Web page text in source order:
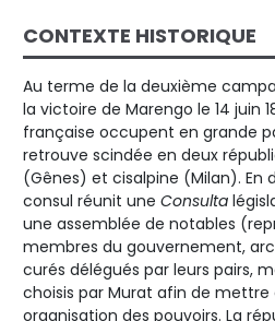
CONTEXTE HISTORIQUE
Au terme de la deuxième
la victoire de Marengo le 14 juin
française occupent en grande
retrouve scindée en deux
(Gênes) et cisalpine (Milan). En
consul réunit une Consulta
une assemblée de notables
membres du gouvernement,
curés délégués par leurs pairs,
choisis par Murat afin de mettre
organisation des pouvoirs. La